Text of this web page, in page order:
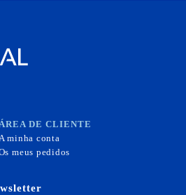
DE CLIENTE
minha conta
meus pedidos